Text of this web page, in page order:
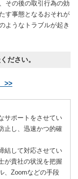
その後の取引行為の効
す事態となるおそれが
ようなトラブルが起き
ださい。
>>
サポートをさせてい
止し、迅速かつ的確
結して対応させてい
が貴社の状況を把握
、Zoomなどの手段